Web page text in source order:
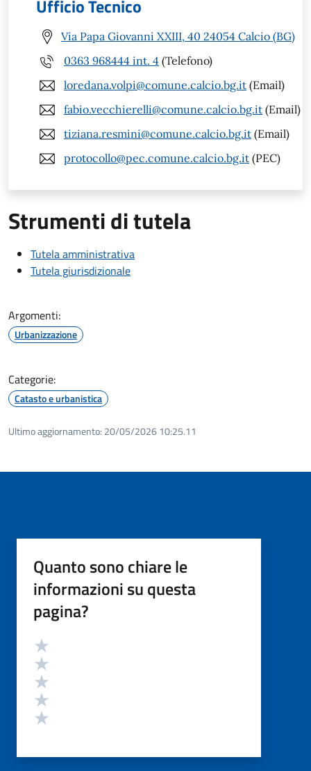
Ufficio Tecnico
Via Papa Giovanni XXIII, 40 24054 Calcio (BG)
0363 968444 int. 4 (Telefono)
loredana.volpi@comune.calcio.bg.it (Email)
fabio.vecchierelli@comune.calcio.bg.it (Email)
tiziana.resmini@comune.calcio.bg.it (Email)
protocollo@pec.comune.calcio.bg.it (PEC)
Strumenti di tutela
Tutela amministrativa
Tutela giurisdizionale
Argomenti:
Urbanizzazione
Categorie:
Catasto e urbanistica
Ultimo aggiornamento: 20/05/2026 10:25.11
Quanto sono chiare le
informazioni su questa
pagina?
Valutazione